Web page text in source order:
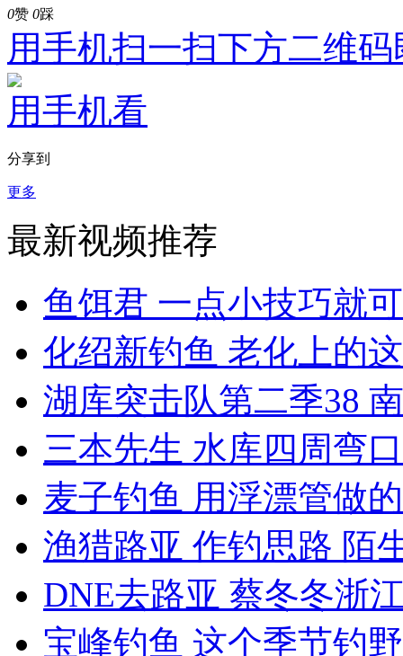
0赞 0踩
用手机扫一扫下方二维
用手机看
分享到
更多
最新视频推荐
鱼饵君 一点小技巧就
化绍新钓鱼 老化上的
湖库突击队第二季38
三本先生 水库四周弯
麦子钓鱼 用浮漂管做
渔猎路亚 作钓思路 陌
DNE去路亚 蔡冬冬浙
宝峰钓鱼 这个季节钓